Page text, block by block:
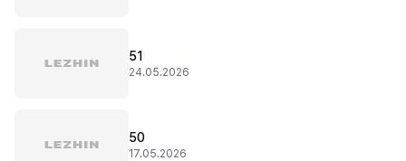
51
24.05.2026
50
17.05.2026